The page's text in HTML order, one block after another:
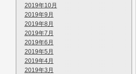
2019年10月
2019年9月
2019年8月
2019年7月
2019年6月
2019年5月
2019年4月
2019年3月